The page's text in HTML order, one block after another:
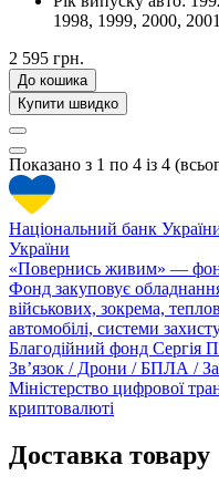
1998, 1999, 2000,
2 595 грн.
До кошика
Купити швидко
Показано з 1 по 4 із 4
Національний банк
України
«Повернись живим» —
Фонд закуповує
військових, зокрема,
автомобілі, системи
Благодійний фонд Сергія
Зв’язок / Дрони / БПЛА /
Міністерство цифрової
криптовалюті
Доставка товару